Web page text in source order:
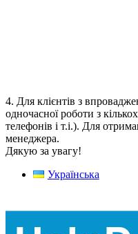
4. Для клієнтів з
одночасної роботи з
телефонів і т.і.). Для
менеджера.
Дякую за увагу!
Українська